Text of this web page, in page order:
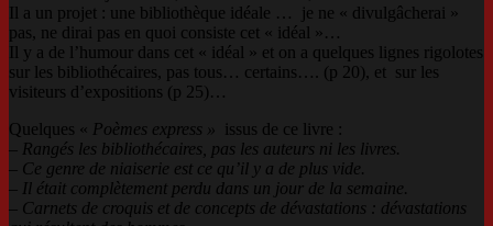
Il a un projet : une bibliothèque idéale … je ne « divulgâcherai »
pas, ne dirai pas en quoi consiste cet « idéal »…
Il y a de l’humour dans cet « idéal » et on a quelques lignes rigolotes
sur les bibliothécaires, pas tous… certains…. (p 20), et sur les
visiteurs d’expositions (p 25)…
Quelques « Poèmes express »
issus de ce livre :
– Rangés les bibliothécaires, pas les auteurs ni les livres.
– Ce genre de niaiserie est ce qu’il y a de plus vide.
– Il était complètement perdu dans un jour de la semaine.
– Carnets de croquis et de concepts de dévastations : dévastations